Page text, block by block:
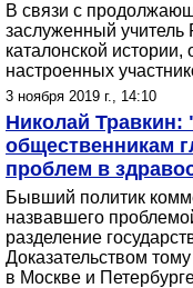
В связи с
заслуженный
каталонской
настроенных
3 ноября 2019 г., 14:10
Николай
общественникам
проблем в
Бывший политик
назвавшего
разделение
Доказательством
в Москве и